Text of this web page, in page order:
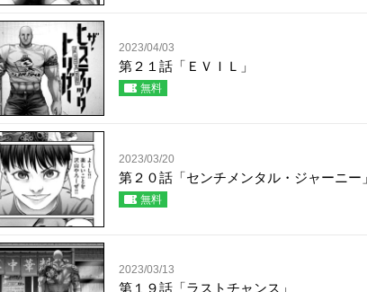
2023/04/03
第２１話「ＥＶＩＬ」
無料
2023/03/20
第２０話「センチメンタル・ジャーニー
無料
2023/03/13
第１９話「ラストチャンス」